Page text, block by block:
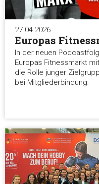
27.04.2026
Europas
In der neuen
Europas Fitnessmarkt
die Rolle junger
bei Mitgliederbindung.